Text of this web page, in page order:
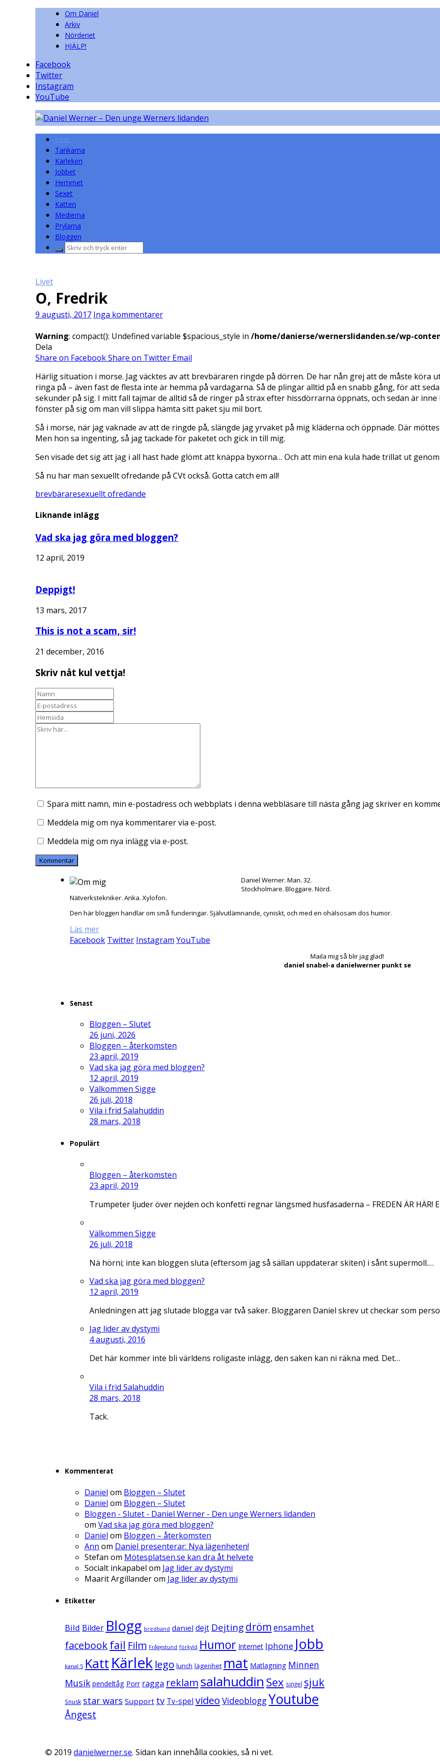
Om Daniel
Arkiv
Nörderiet
HJÄLP!
Facebook
Twitter
Instagram
YouTube
Tankarna
Kärleken
Jobbet
Hemmet
Sexet
Katten
Medierna
Prylarna
Bloggen
Sök
Livet
O, Fredrik
9 augusti, 2017 Inga kommentarer
Warning: compact(): Undefined variable $spacious_style in /home/danierse/wernerslidanden.se/wp-
Dela
Share on FacebookShare on Twitter Email
Härlig situation i morse. Jag väcktes av att brevbäraren ringde på dörren. De har nån grej att de måste
ringa på – även fast de flesta inte är hemma på vardagarna. Så de plingar alltid på en snabb gång, för att
sekunder på sig. I mitt fall tajmar de alltid så de ringer på strax efter hissdörrarna öppnats, och sedan är
fönster på sig om man vill slippa hämta sitt paket sju mil bort.
Så i morse, när jag vaknade av att de ringde på, slängde jag yrvaket på mig kläderna och öppnade. Där
Men hon sa ingenting, så jag tackade för paketet och gick in till mig.
Sen visade det sig att jag i all hast hade glömt att knäppa byxorna… Och att min ena kula hade trillat ut
Så nu har man sexuellt ofredande på CVt också. Gotta catch em all!
brevbäraresexuellt ofredande
Liknande inlägg
Vad ska jag göra med bloggen?
12 april, 2019
Deppigt!
13 mars, 2017
This is not a scam, sir!
21 december, 2016
Skriv nåt kul vettja!
Spara mitt namn, min e-postadress och webbplats i denna webbläsare till nästa gång jag skriver en
Meddela mig om nya kommentarer via e-post.
Meddela mig om nya inlägg via e-post.
Daniel Werner. Man. 32.
Stockholmare. Bloggare. Nörd.
Nätverkstekniker. Anka. Xylofon.
Den här bloggen handlar om små funderingar. Självutlämnande, cyniskt, och med en ohälsosam dos humor.
Läs mer
Facebook Twitter Instagram YouTube
Maila mig så blir jag glad!
daniel snabel-a danielwerner punkt se
Senast
Bloggen – Slutet
26 juni, 2026
Bloggen – återkomsten
23 april, 2019
Vad ska jag göra med bloggen?
12 april, 2019
Välkommen Sigge
26 juli, 2018
Vila i frid Salahuddin
28 mars, 2018
Populärt
Bloggen – återkomsten
23 april, 2019
Trumpeter ljuder över nejden och konfetti regnar längsmed husfasaderna – FREDEN ÄR HÄR!
Välkommen Sigge
26 juli, 2018
Nä hörni; inte kan bloggen sluta (eftersom jag så sällan uppdaterar skiten) i sånt supermoll.…
Vad ska jag göra med bloggen?
12 april, 2019
Anledningen att jag slutade blogga var två saker. Bloggaren Daniel skrev ut checkar som
Jag lider av dystymi
4 augusti, 2016
Det här kommer inte bli världens roligaste inlägg, den saken kan ni räkna med. Det…
Vila i frid Salahuddin
28 mars, 2018
Tack.
Kommenterat
Daniel om Bloggen – Slutet
Daniel om Bloggen – Slutet
Bloggen - Slutet - Daniel Werner - Den unge Werners lidanden
om Vad ska jag göra med bloggen?
Daniel om Bloggen – återkomsten
Ann om Daniel presenterar: Nya lägenheten!
Stefan om Mötesplatsen.se kan dra åt helvete
Socialt inkapabel om Jag lider av dystymi
Maarit Argillanderom Jag lider av dystymi
Etiketter
Bild Bilder Blogg bredband daniel dejt Dejtingdröm ensamhet
facebookfail Film Frågestund förkyld Humor Internet Iphone Jobb
kanal 5 Katt Kärlek lego lunch lägenhet mat Matlagning Minnen
Musik pendeltåg Porr ragga reklam salahuddin Sex singel sjuk
Snusk star wars Support tv Tv-spel video VideobloggYoutube
Ångest
© 2019 danielwerner.se. Sidan kan innehålla cookies, så ni vet.